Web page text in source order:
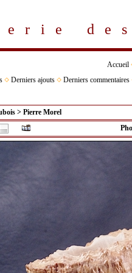
Accueil
Derniers ajouts Derniers commentaires
> Pierre Morel